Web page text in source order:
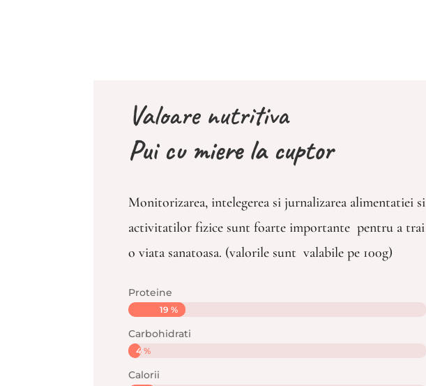
Valoare nutritiva
Pui cu miere la cuptor
Monitorizarea, intelegerea si jurnalizarea alimentatiei si
activitatilor fizice sunt foarte importante pentru a trai
o viata sanatoasa. (valorile sunt valabile pe 100g)
Proteine
19 %
19 %
Carbohidrati
4 %
4 %
Calorii